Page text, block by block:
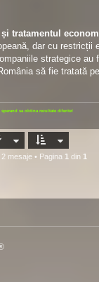
tratamentul
dar cu restricții
strategice au
să fie tratată
sperand sa obtina rezultate diferite!
2 mesaje • Pagina 1 din 1